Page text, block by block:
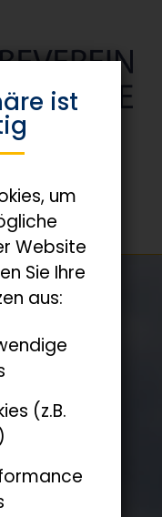
ist
um
Website
Sie Ihre
aus:
(z.B.